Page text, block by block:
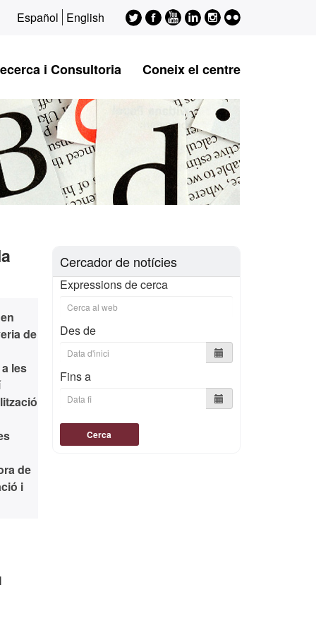
Español English Twitter
ESAGED
Facebook
ESAGED
Youtube
ESAGED
LinkedIn
ESAGED
Instagram
ESAGED
Flickr
i Consultoria Coneix el centre
de
les
de
i
Cercador de notícies
Expressions de cerca
Des de
Fins a
Cerca